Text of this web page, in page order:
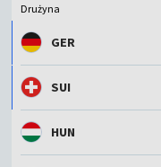
Drużyna
GER
SUI
HUN